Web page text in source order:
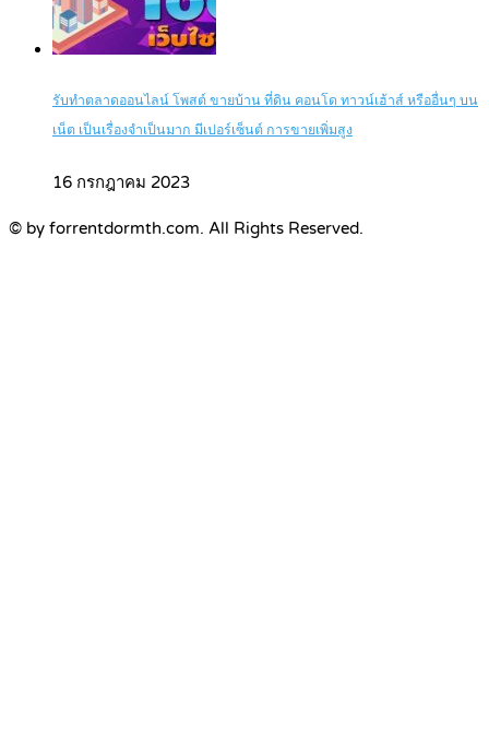
รับทำตลาดออนไลน์ โพสต์ ขายบ้าน ที่ดิน คอนโด ทาวน์เฮ้าส์ หรืออื่นๆ บน
เน็ต เป็นเรื่องจำเป็นมาก มีเปอร์เซ็นต์ การขายเพิ่มสูง
16 กรกฎาคม 2023
© by forrentdormth.com. All Rights Reserved.